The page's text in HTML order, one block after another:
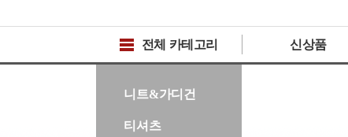
전체 카테고리 신상품
니트&가디건
티셔츠